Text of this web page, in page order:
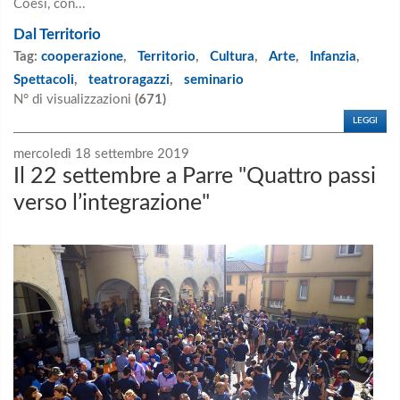
Coesi, con...
Dal Territorio
Tag: cooperazione, Territorio, Cultura, Arte, Infanzia,
Spettacoli, teatroragazzi, seminario
N° di visualizzazioni (671)
LEGGI
mercoledì 18 settembre 2019
Il 22 settembre a Parre "Quattro passi
verso l’integrazione"